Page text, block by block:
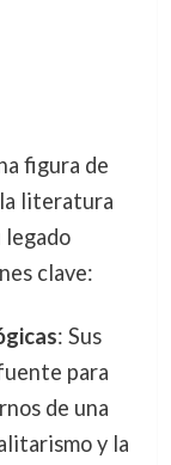
figura de
literatura
legado
clave:
: Sus
para
de una
y la